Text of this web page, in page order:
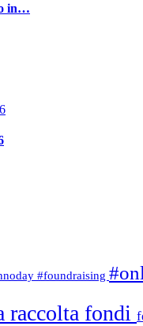
in…
#foundraising
raccolta fondi